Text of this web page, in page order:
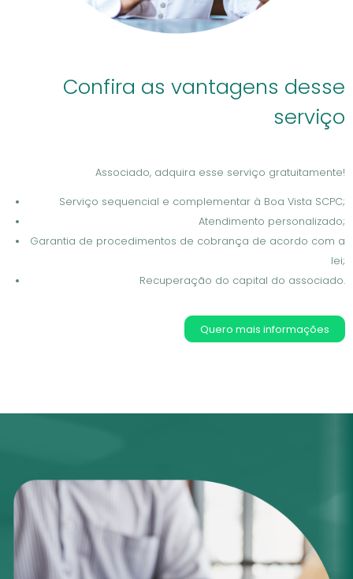
Confira as vantagens desse
serviço
Associado, adquira esse serviço gratuitamente!
Serviço sequencial e complementar à Boa Vista SCPC;
Atendimento personalizado;
Garantia de procedimentos de cobrança de acordo com a
lei;
Recuperação do capital do associado.
Quero mais informações